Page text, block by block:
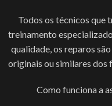
Todos os técnicos que
treinamento
qualidade, os reparos
originais ou similares dos
Como funciona a